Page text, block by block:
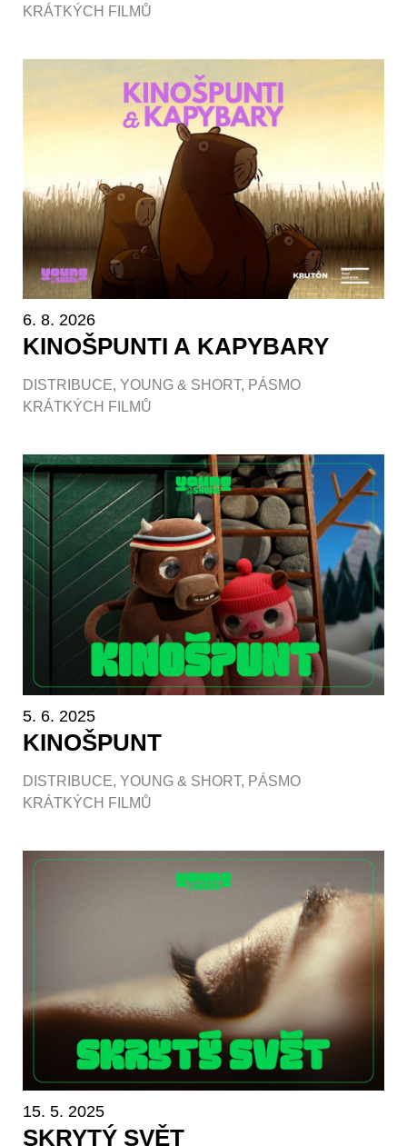
KRÁTKÝCH FILMŮ
6. 8. 2026
KINOŠPUNTI A KAPYBARY
DISTRIBUCE, YOUNG & SHORT, PÁSMO
KRÁTKÝCH FILMŮ
5. 6. 2025
KINOŠPUNT
DISTRIBUCE, YOUNG & SHORT, PÁSMO
KRÁTKÝCH FILMŮ
15. 5. 2025
SKRYTÝ SVĚT